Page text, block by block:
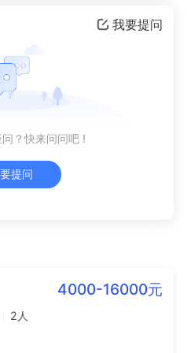
我要提问
？快来问问吧 !
提问
4000-16000元
2人